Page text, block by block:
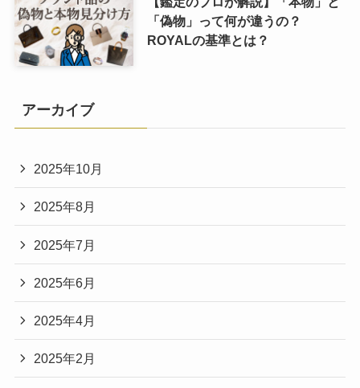
「偽物」って何が違うの？
ROYALの基準とは？
アーカイブ
2025年10月
2025年8月
2025年7月
2025年6月
2025年4月
2025年2月